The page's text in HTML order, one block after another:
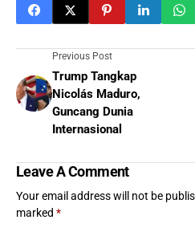
Previous Post
Trump Tangkap
Nicolás Maduro,
Guncang Dunia
Internasional
Leave A Comment
Your email address will not be
marked *